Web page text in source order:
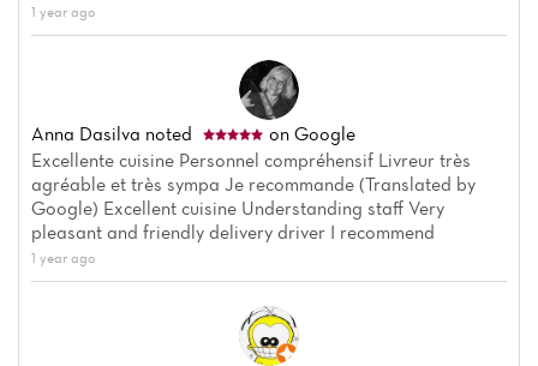
1 year ago
Anna Dasilva noted
on Google
Excellente cuisine Personnel compréhensif Livreur très
agréable et très sympa Je recommande (Translated by
Google) Excellent cuisine Understanding staff Very
pleasant and friendly delivery driver I recommend
1 year ago